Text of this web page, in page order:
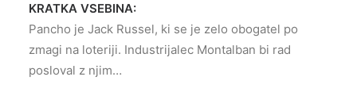
KRATKA VSEBINA:
Pancho je Jack Russel, ki se je zelo obogatel po
zmagi na loteriji. Industrijalec Montalban bi rad
posloval z njim…